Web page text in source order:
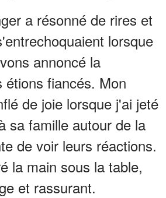
a résonné de rires et
lorsque
annoncé la
étions fiancés. Mon
de joie lorsque j'ai jeté
sa famille autour de la
de voir leurs réactions.
la main sous la table,
et rassurant.